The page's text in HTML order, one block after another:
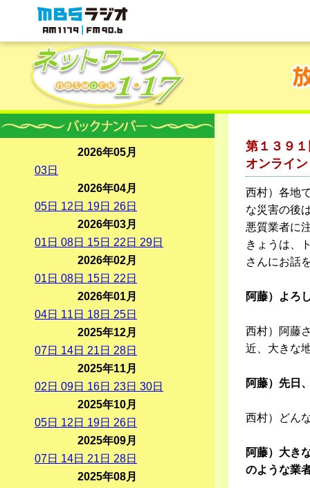
MBSラジオ 1179|FM90.6
第１３９
オンライ
西村）各地
な災害の後
悪質業者に
きょうは、
さんにお話
阿藤）よろ
西村）阿藤
近、大きな
阿藤）先日
西村）どん
阿藤）大き
のような業
2026年05月
03日
2026年04月
05日 12 日 19日 26日
2026年03月
01 日 08日 15日 22 日 29日
2026年02月
01 日 08日 15日 22 日
2026年01月
04日 11 日 18日 25日
2025年12月
07日 14日 21 日 28日
2025年11月
02 日 09日 16日 23日 30日
2025年10月
05日 12 日 19日 26日
2025年09月
07日 14日 21 日 28日
2025年08月